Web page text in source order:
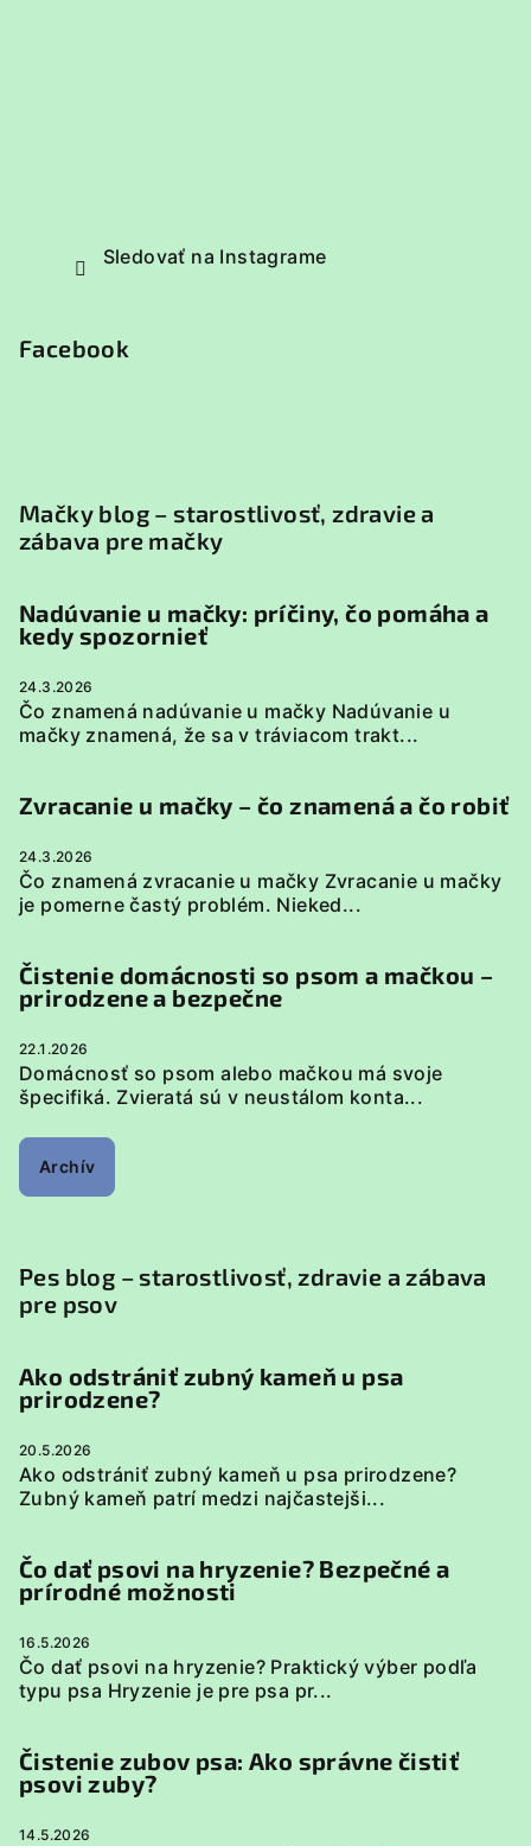
Sledovať na Instagrame
Facebook
Mačky blog – starostlivosť, zdravie a
zábava pre mačky
Nadúvanie u mačky: príčiny, čo pomáha a
kedy spozornieť
24.3.2026
Čo znamená nadúvanie u mačky Nadúvanie u
mačky znamená, že sa v tráviacom trakt...
Zvracanie u mačky – čo znamená a čo robiť
24.3.2026
Čo znamená zvracanie u mačky Zvracanie u mačky
je pomerne častý problém. Nieked...
Čistenie domácnosti so psom a mačkou –
prirodzene a bezpečne
22.1.2026
Domácnosť so psom alebo mačkou má svoje
špecifiká. Zvieratá sú v neustálom konta...
Archív
Pes blog – starostlivosť, zdravie a zábava
pre psov
Ako odstrániť zubný kameň u psa
prirodzene?
20.5.2026
Ako odstrániť zubný kameň u psa prirodzene?
Zubný kameň patrí medzi najčastejši...
Čo dať psovi na hryzenie? Bezpečné a
prírodné možnosti
16.5.2026
Čo dať psovi na hryzenie? Praktický výber podľa
typu psa Hryzenie je pre psa pr...
Čistenie zubov psa: Ako správne čistiť
psovi zuby?
14.5.2026